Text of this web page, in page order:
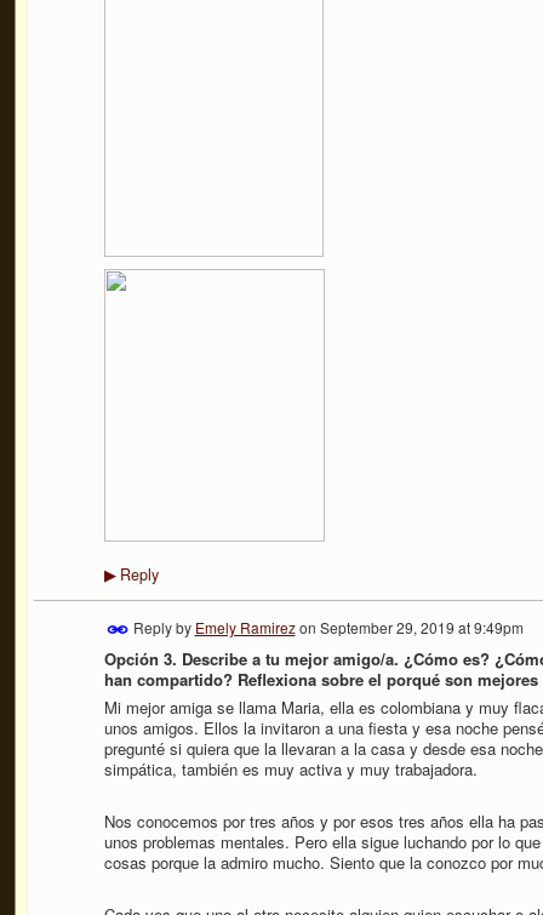
▶Reply
Reply by Emely Ramirezon September 29, 2019 at 9:49pm
Opción 3. Describe a tu mejor amigo/a. ¿Cómo es?
han compartido? Reflexiona sobre el porqué son
Mi mejor amiga se llama Maria, ella es colombiana y muy
unos amigos. Ellos la invitaron a una fiesta y esa noche
pregunté si quiera que la llevaran a la casa y desde esa
simpática, también es muy activa y muy trabajadora.
Nos conocemos por tres años y por esos tres años ella ha
unos problemas mentales. Pero ella sigue luchando por lo
cosas porque la admiro mucho. Siento que la conozco por